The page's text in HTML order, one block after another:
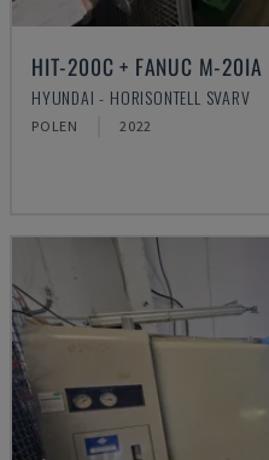
HIT-200C + FANUC M-20IA
HYUNDAI - HORISONTELL SVARV
POLEN 2022